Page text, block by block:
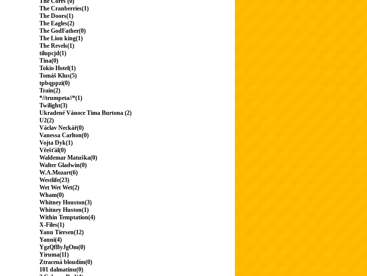
The Cranberries(1)
The Doors(1)
The Eagles(2)
The GodFather(0)
The Lion king(1)
The Revels(1)
tilupcjd(1)
Tina(0)
Tokio Hotel(1)
Tomáš Klus(5)
tpbqppzi(0)
Train(2)
*//trumpeta//*(1)
Twilight(3)
Ukradené Vánoce Tima Burtona (2)
U2(2)
Václav Neckář(0)
Vanessa Carlton(0)
Vojta Dyk(1)
Vřešťál(0)
Waldemar Matuška(0)
Walter Gladwin(0)
W.A.Mozart(6)
Westlife(23)
Wet Wet Wet(2)
Wham(0)
Whitney Houston(3)
Whitney Huston(1)
Within Temptation(4)
X-Files(1)
Yann Tiersen(12)
Yanni(4)
YgzQfByJgOm(0)
Yiruma(11)
Ztracená bloudím(0)
101 dalmatinu(0)